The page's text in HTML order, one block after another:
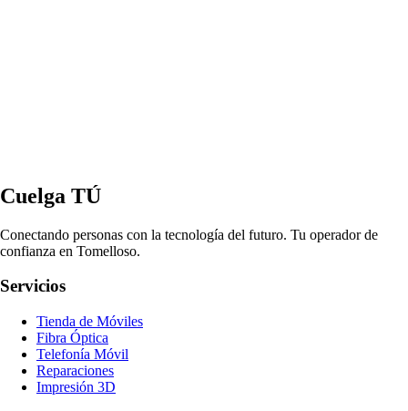
Cuelga TÚ
Conectando personas con la tecnología del futuro. Tu operador de
confianza en Tomelloso.
Servicios
Tienda de Móviles
Fibra Óptica
Telefonía Móvil
Reparaciones
Impresión 3D